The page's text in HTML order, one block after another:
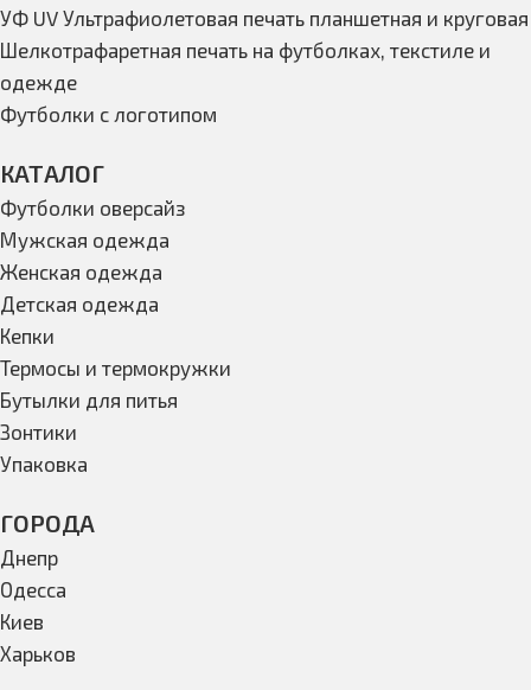
УФ UV Ультрафиолетовая печать планшетная и круговая
Шелкотрафаретная печать на футболках, текстиле и
одежде
Футболки с логотипом
КАТАЛОГ
Футболки оверсайз
Мужская одежда
Женская одежда
Детская одежда
Кепки
Термосы и термокружки
Бутылки для питья
Зонтики
Упаковка
ГОРОДА
Днепр
Одесса
Киев
Харьков